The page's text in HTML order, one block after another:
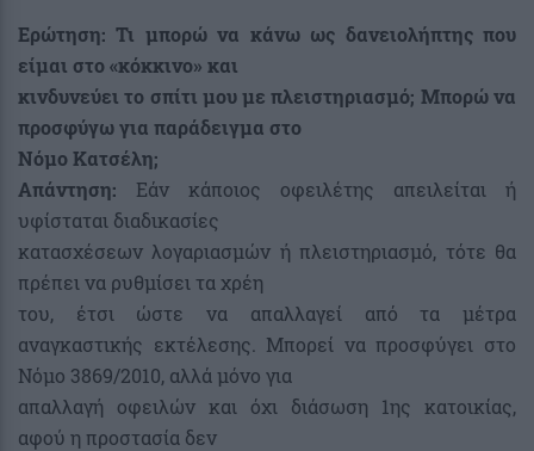
Ερώτηση: Τι μπορώ να κάνω ως δανειολήπτης που
είμαι στο «κόκκινο» και
κινδυνεύει το σπίτι μου με πλειστηριασμό; Μπορώ να
προσφύγω για παράδειγμα στο
Νόμο Κατσέλη;
Απάντηση: Εάν κάποιος οφειλέτης απειλείται ή
υφίσταται διαδικασίες
κατασχέσεων λογαριασμών ή πλειστηριασμό, τότε θα
πρέπει να ρυθμίσει τα χρέη
του, έτσι ώστε να απαλλαγεί από τα μέτρα
αναγκαστικής εκτέλεσης. Μπορεί να προσφύγει στο
Νόμο 3869/2010, αλλά μόνο για
απαλλαγή οφειλών και όχι διάσωση 1ης κατοικίας,
αφού η προστασία δεν